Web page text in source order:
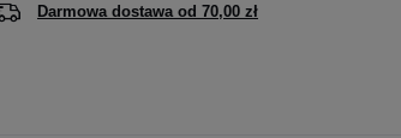
Darmowa dostawa od 70,00 zł